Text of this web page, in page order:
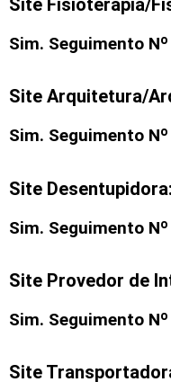
Site Fisioterapia/
Sim. Seguimento
Site Arquitetura/
Sim. Seguimento
Site Desentupidora:
Sim. Seguimento Nº
Site Provedor de
Sim. Seguimento
Site